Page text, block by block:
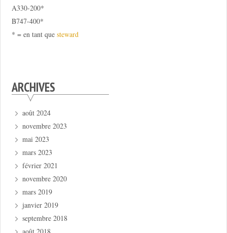
A330-200*
B747-400*
* = en tant que steward
ARCHIVES
août 2024
novembre 2023
mai 2023
mars 2023
février 2021
novembre 2020
mars 2019
janvier 2019
septembre 2018